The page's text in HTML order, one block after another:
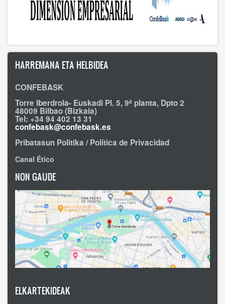
HARREMANA ETA HELBIDEA
CONFEBASK
Torre Iberdrola- Euskadi Pl. 5, 9ª planta, Dpto 2
48009 Bilbao (Bizkaia)
Tel: +34 94 402 13 31
confebask@confebask.es
Pribatasun Politika / Política de Privacidad
Canal Ético
NON GAUDE
ELKARTEKIDEAK